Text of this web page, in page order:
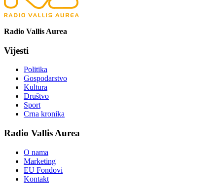
Radio Vallis Aurea
Vijesti
Politika
Gospodarstvo
Kultura
Društvo
Sport
Crna kronika
Radio Vallis Aurea
O nama
Marketing
EU Fondovi
Kontakt